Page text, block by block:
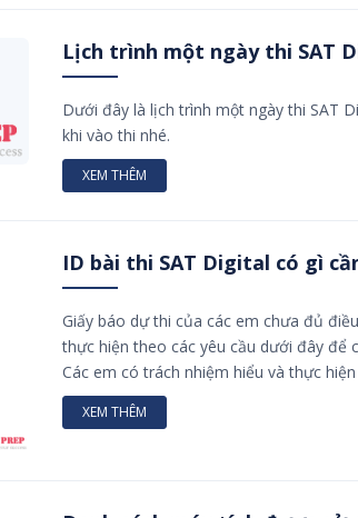
Lịch trình một ngày thi SAT
Dưới đây là lịch trình một ngày thi SAT
khi vào thi nhé.
XEM THÊM
ID bài thi SAT Digital có gì
Giấy báo dự thi của các em chưa đủ
thực hiện theo các yêu cầu dưới đây để
Các em có trách nhiệm hiểu và thực
XEM THÊM